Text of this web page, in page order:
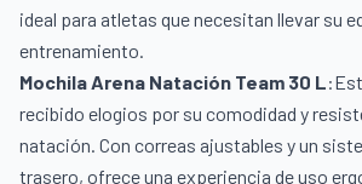
ideal para atletas que necesitan llevar su
entrenamiento.
Mochila Arena Natación Team 30 L
recibido elogios por su comodidad y
natación. Con correas ajustables y un
trasero, ofrece una experiencia de uso